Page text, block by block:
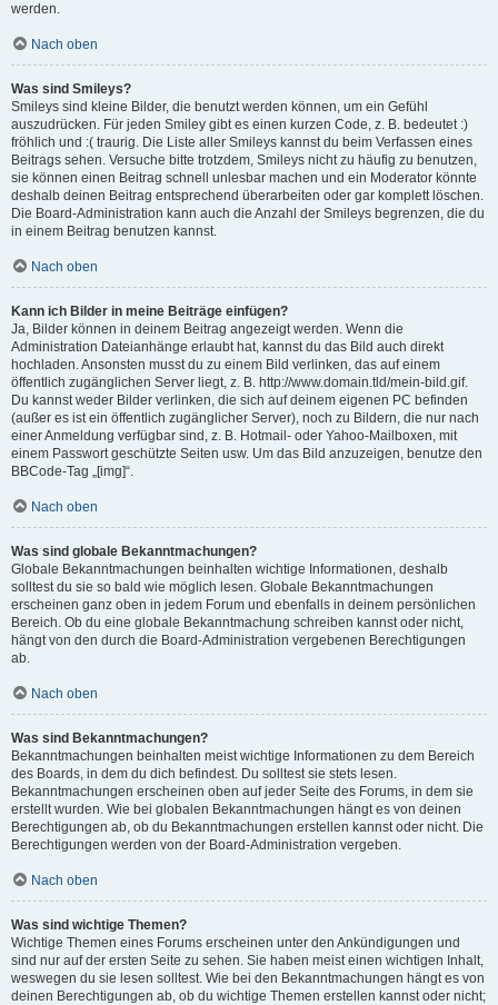
werden.
Nach oben
Was sind Smileys?
Smileys sind kleine Bilder, die benutzt werden können, um ein Gefühl
auszudrücken. Für jeden Smiley gibt es einen kurzen Code, z. B. bedeutet :)
fröhlich und :( traurig. Die Liste aller Smileys kannst du beim Verfassen eines
Beitrags sehen. Versuche bitte trotzdem, Smileys nicht zu häufig zu benutzen,
sie können einen Beitrag schnell unlesbar machen und ein Moderator könnte
deshalb deinen Beitrag entsprechend überarbeiten oder gar komplett löschen.
Die Board-Administration kann auch die Anzahl der Smileys begrenzen, die du
in einem Beitrag benutzen kannst.
Nach oben
Kann ich Bilder in meine Beiträge einfügen?
Ja, Bilder können in deinem Beitrag angezeigt werden. Wenn die
Administration Dateianhänge erlaubt hat, kannst du das Bild auch direkt
hochladen. Ansonsten musst du zu einem Bild verlinken, das auf einem
öffentlich zugänglichen Server liegt, z. B. http://www.domain.tld/mein-bild.gif.
Du kannst weder Bilder verlinken, die sich auf deinem eigenen PC befinden
(außer es ist ein öffentlich zugänglicher Server), noch zu Bildern, die nur nach
einer Anmeldung verfügbar sind, z. B. Hotmail- oder Yahoo-Mailboxen, mit
einem Passwort geschützte Seiten usw. Um das Bild anzuzeigen, benutze den
BBCode-Tag „[img]“.
Nach oben
Was sind globale Bekanntmachungen?
Globale Bekanntmachungen beinhalten wichtige Informationen, deshalb
solltest du sie so bald wie möglich lesen. Globale Bekanntmachungen
erscheinen ganz oben in jedem Forum und ebenfalls in deinem persönlichen
Bereich. Ob du eine globale Bekanntmachung schreiben kannst oder nicht,
hängt von den durch die Board-Administration vergebenen Berechtigungen
ab.
Nach oben
Was sind Bekanntmachungen?
Bekanntmachungen beinhalten meist wichtige Informationen zu dem Bereich
des Boards, in dem du dich befindest. Du solltest sie stets lesen.
Bekanntmachungen erscheinen oben auf jeder Seite des Forums, in dem sie
erstellt wurden. Wie bei globalen Bekanntmachungen hängt es von deinen
Berechtigungen ab, ob du Bekanntmachungen erstellen kannst oder nicht. Die
Berechtigungen werden von der Board-Administration vergeben.
Nach oben
Was sind wichtige Themen?
Wichtige Themen eines Forums erscheinen unter den Ankündigungen und
sind nur auf der ersten Seite zu sehen. Sie haben meist einen wichtigen Inhalt,
weswegen du sie lesen solltest. Wie bei den Bekanntmachungen hängt es von
deinen Berechtigungen ab, ob du wichtige Themen erstellen kannst oder nicht;